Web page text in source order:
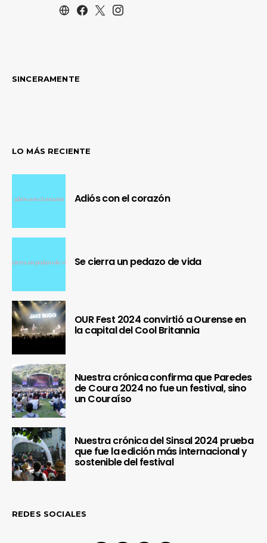
SINCERAMENTE
LO MÁS RECIENTE
Adiós con el corazón
Se cierra un pedazo de vida
OUR Fest 2024 convirtió a Ourense en
la capital del Cool Britannia
Nuestra crónica confirma que Paredes
de Coura 2024 no fue un festival, sino
un Couraíso
Nuestra crónica del Sinsal 2024 prueba
que fue la edición más internacional y
sostenible del festival
REDES SOCIALES